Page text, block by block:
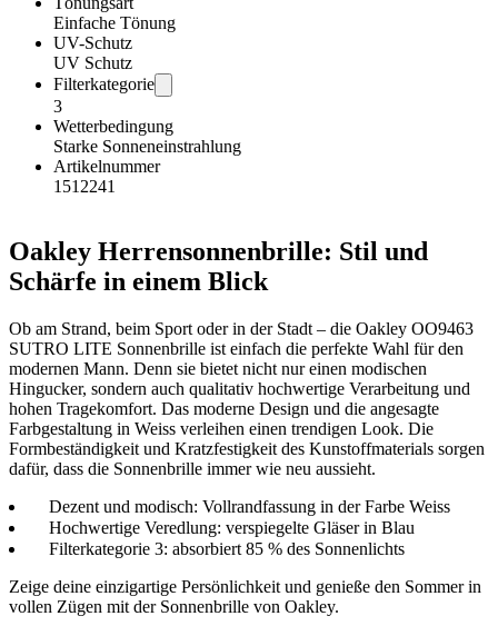
Einfache Tönung
UV-Schutz
UV Schutz
Filterkategorie
3
Wetterbedingung
Starke Sonneneinstrahlung
Artikelnummer
1512241
Oakley Herrensonnenbrille: Stil und
Schärfe in einem Blick
Ob am Strand, beim Sport oder in der Stadt – die Oakley OO9463
SUTRO LITE Sonnenbrille ist einfach die perfekte Wahl für den
modernen Mann. Denn sie bietet nicht nur einen modischen
Hingucker, sondern auch qualitativ hochwertige Verarbeitung und
hohen Tragekomfort. Das moderne Design und die angesagte
Farbgestaltung in Weiss verleihen einen trendigen Look. Die
Formbeständigkeit und Kratzfestigkeit des Kunstoffmaterials sorgen
dafür, dass die Sonnenbrille immer wie neu aussieht.
Dezent und modisch: Vollrandfassung in der Farbe Weiss
Hochwertige Veredlung: verspiegelte Gläser in Blau
Filterkategorie 3: absorbiert 85 % des Sonnenlichts
Zeige deine einzigartige Persönlichkeit und genieße den Sommer in
vollen Zügen mit der Sonnenbrille von Oakley.